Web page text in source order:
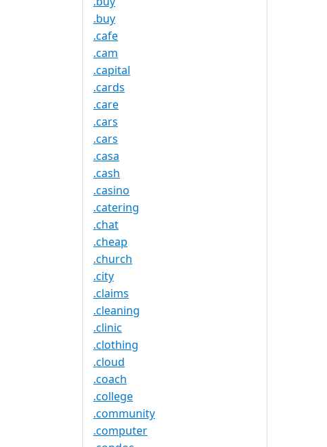
.buy
.cafe
.cam
.capital
.cards
.care
.cars
.cars
.casa
.cash
.casino
.catering
.chat
.cheap
.church
.city
.claims
.cleaning
.clinic
.clothing
.cloud
.coach
.college
.community
.computer